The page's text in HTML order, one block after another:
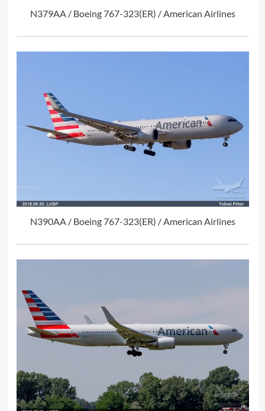
N379AA / Boeing 767-323(ER) / American Airlines
N390AA / Boeing 767-323(ER) / American Airlines